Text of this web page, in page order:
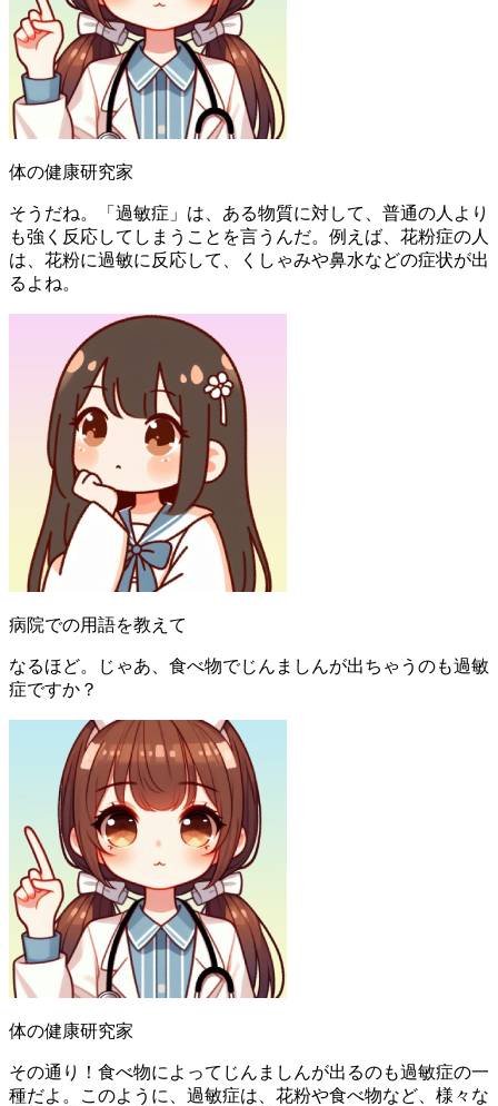
体の健康研究家
そうだね。「過敏症」は、ある物質に対して、普通の人より
も強く反応してしまうことを言うんだ。例えば、花粉症の人
は、花粉に過敏に反応して、くしゃみや鼻水などの症状が出
るよね。
病院での用語を教えて
なるほど。じゃあ、食べ物でじんましんが出ちゃうのも過敏
症ですか？
体の健康研究家
その通り！食べ物によってじんましんが出るのも過敏症の一
種だよ。このように、過敏症は、花粉や食べ物など、様々な